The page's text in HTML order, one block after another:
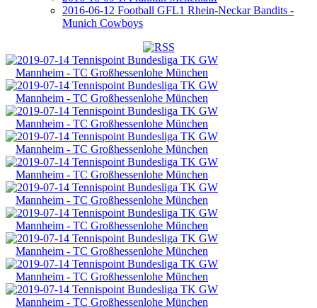
2016-06-12 Football GFL1 Rhein-Neckar Bandits -
Munich Cowboys